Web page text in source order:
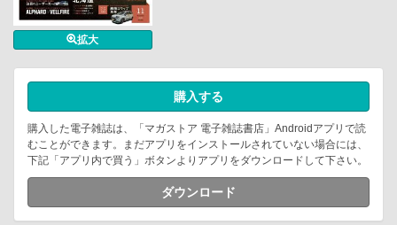
拡大
購入する
購入した電子雑誌は、「マガストア 電子雑誌書店」Androidアプリで読
むことができます。まだアプリをインストールされていない場合には、
下記「アプリ内で買う」ボタンよりアプリをダウンロードして下さい。
ダウンロード